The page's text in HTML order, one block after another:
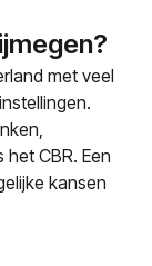
met veel
CBR. Een
kansen